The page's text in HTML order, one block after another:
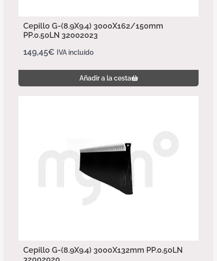
Cepillo G-(8.9X9.4) 3000X162/150mm
PP.0.50LN 32002023
149,45€ IVA incluido
Añadir a la cesta
Cepillo G-(8.9X9.4) 3000X132mm PP.0.50LN
32002020